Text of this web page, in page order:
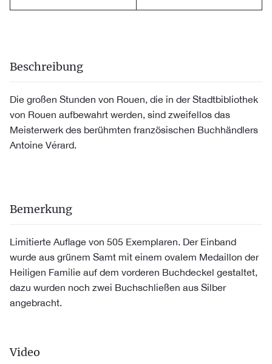
Beschreibung
Die großen Stunden von Rouen, die in der Stadtbibliothek
von Rouen aufbewahrt werden, sind zweifellos das
Meisterwerk des berühmten französischen Buchhändlers
Antoine Vérard.
Bemerkung
Limitierte Auflage von 505 Exemplaren. Der Einband
wurde aus grünem Samt mit einem ovalem Medaillon der
Heiligen Familie auf dem vorderen Buchdeckel gestaltet,
dazu wurden noch zwei Buchschließen aus Silber
angebracht.
Video